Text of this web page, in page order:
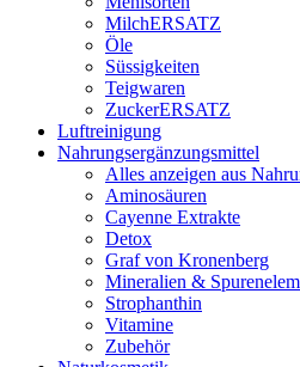
MilchERSATZ
Öle
Süssigkeiten
Teigwaren
ZuckerERSATZ
Luftreinigung
Nahrungsergänzungsmittel
Alles anzeigen aus
Aminosäuren
Cayenne Extrakte
Detox
Graf von Kronenberg
Mineralien &
Strophanthin
Vitamine
Zubehör